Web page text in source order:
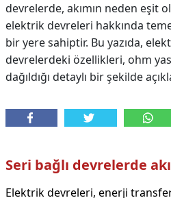
devrelerde, akımın neden eşit
elektrik devreleri hakkında
bir yere sahiptir. Bu yazıda,
devrelerdeki özellikleri, ohm
dağıldığı detaylı bir şekilde
Seri bağlı devrelerde
Elektrik devreleri, enerji